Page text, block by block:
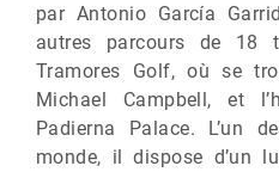
par Antonio García
autres parcours de
Tramores Golf, où se
Michael Campbell, et
Padierna Palace. L’un
monde, il dispose d’un